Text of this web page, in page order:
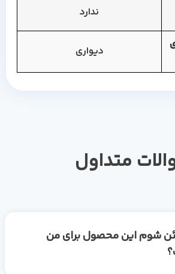
دیواری
متداول
این محصول برای من